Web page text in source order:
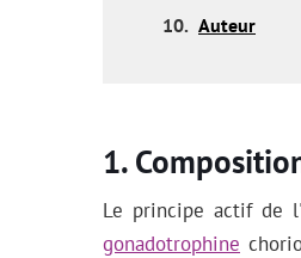
10. Auteur
Le principe actif de
gonadotrophine